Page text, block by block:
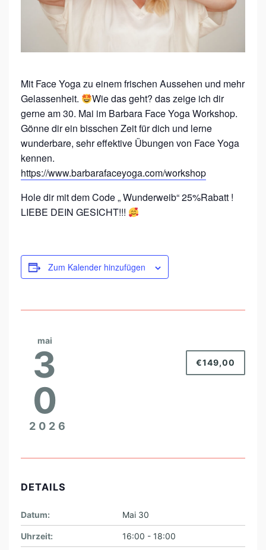
W
O
R
K
S
H
O
P
M
I
B
A
B
Mit Face Yoga zu einem frischen Aussehen und mehr
Gelassenheit.
Wie das geht? das zeige ich dir
gerne am 30. Mai im Barbara Face Yoga Workshop.
Gönne dir ein bisschen Zeit für dich und lerne
wunderbare, sehr effektive Übungen von Face Yoga
kennen.
https://www.barbarafaceyoga.com/workshop
Hole dir mit dem Code „ Wunderweib“ 25%Rabatt !
LIEBE DEIN GESICHT!!!
Zum Kalender hinzufügen
mai
3
0
2026
€149,00
DETAILS
Datum: Mai 30
Uhrzeit: 16:00 - 18:00